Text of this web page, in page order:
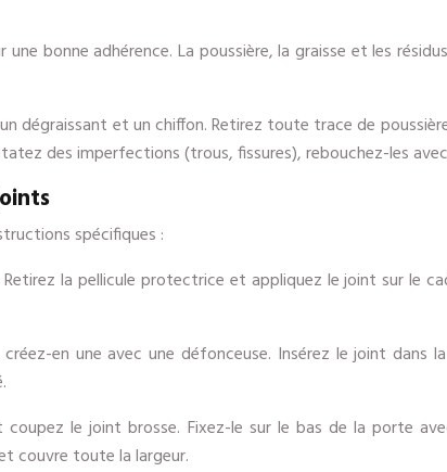
bonne adhérence. La poussière, la graisse et les
dégraissant et un chiffon. Retirez toute trace de
des imperfections (trous, fissures), rebouchez-les
spécifiques :
la pellicule protectrice et appliquez le joint sur le
en une avec une défonceuse. Insérez le joint
le joint brosse. Fixez-le sur le bas de la porte
couvre toute la largeur.